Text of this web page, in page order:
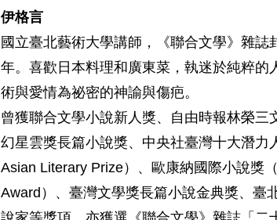
伊格言
國立臺北藝術大學講師，《聯合文學》雜
年。喜歡日本料理和廣東菜，執迷於純粹
術與愛情為祕密的神諭與傷疤。
曾獲聯合文學小說新人獎、自由時報林榮
幻星雲獎長篇小說獎、中央社臺灣十大潛
Asian Literary Prize）、歐康納國際小說獎
Award）、臺灣文學獎長篇小說金典獎、臺